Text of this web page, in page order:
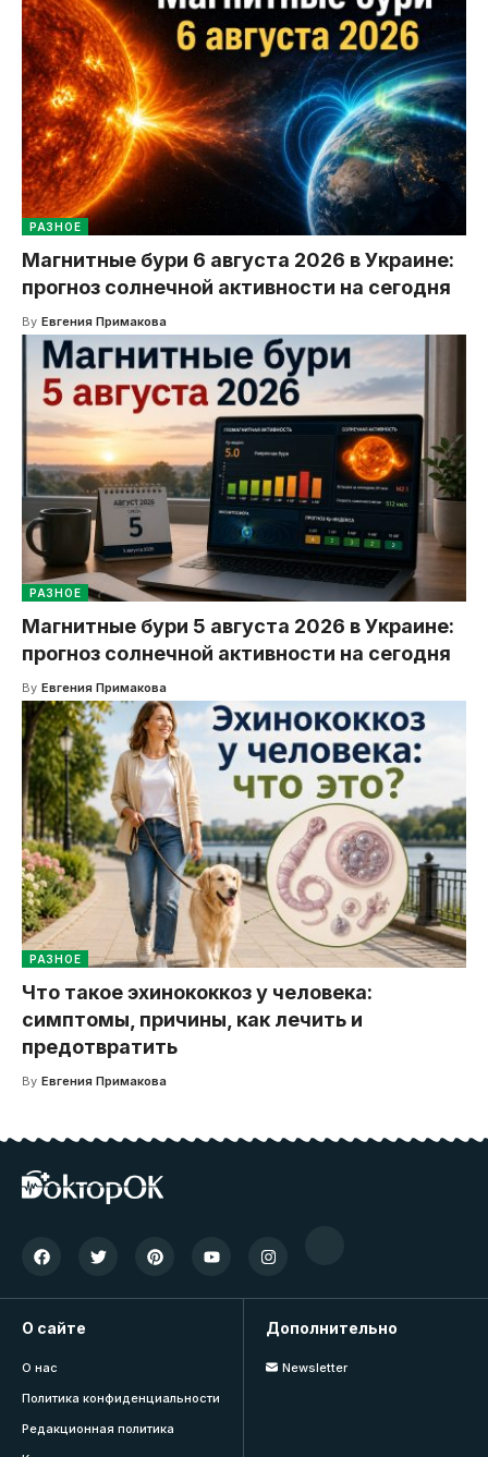
РАЗНОЕ
Магнитные бури 6 августа 2026 в Украине:
прогноз солнечной активности на сегодня
By Евгения Примакова
РАЗНОЕ
Магнитные бури 5 августа 2026 в Украине:
прогноз солнечной активности на сегодня
By Евгения Примакова
РАЗНОЕ
Что такое эхинококкоз у человека:
симптомы, причины, как лечить и
предотвратить
By Евгения Примакова
О сайте
О нас
Политика конфиденциальности
Редакционная политика
Дополнительно
Newsletter